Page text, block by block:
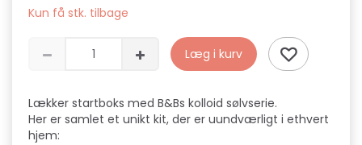
Kun få stk. tilbage
Læg i kurv
Lækker startboks med B&Bs kolloid sølvserie.
Her er samlet et unikt kit, der er uundværligt i ethvert
hjem: